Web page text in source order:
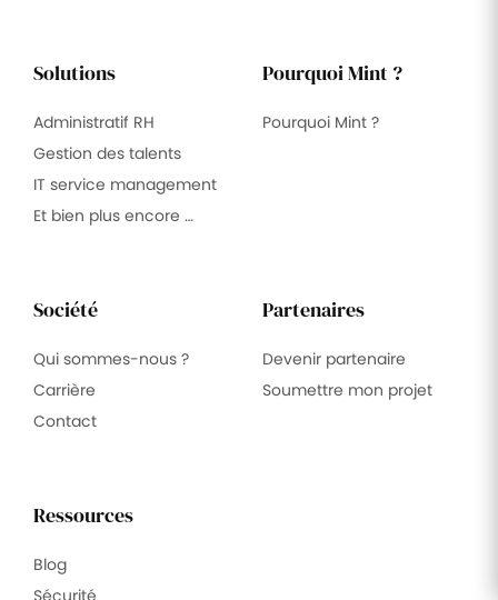
Solutions
Administratif RH
Gestion des talents
IT service management
Et bien plus encore …
Pourquoi Mint ?
Pourquoi Mint ?
Société
Qui sommes-nous ?
Carrière
Contact
Partenaires
Devenir partenaire
Soumettre mon projet
Ressources
Blog
Sécurité